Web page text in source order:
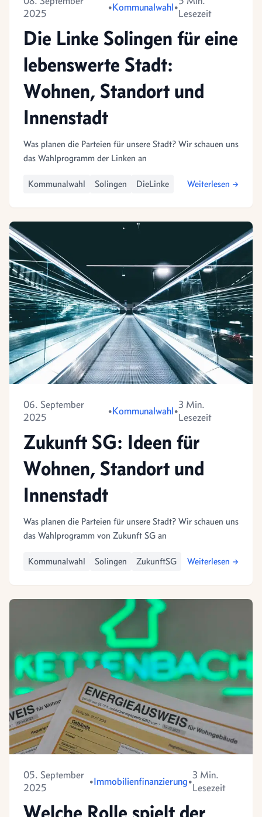
2025
•Kommunalwahl•Lesezeit
Die Linke Solingen für eine
lebenswerte Stadt:
Wohnen, Standort und
Innenstadt
Was planen die Parteien für unsere Stadt? Wir schauen uns
das Wahlprogramm der Linken an
Kommunalwahl Solingen DieLinke Weiterlesen →
06. September
2025
•Kommunalwahl•3 Min.
Lesezeit
Zukunft SG: Ideen für
Wohnen, Standort und
Innenstadt
Was planen die Parteien für unsere Stadt? Wir schauen uns
das Wahlprogramm von Zukunft SG an
Kommunalwahl Solingen ZukunftSG Weiterlesen →
05. September
2025
•Immobilienfinanzierung•3 Min.
Lesezeit